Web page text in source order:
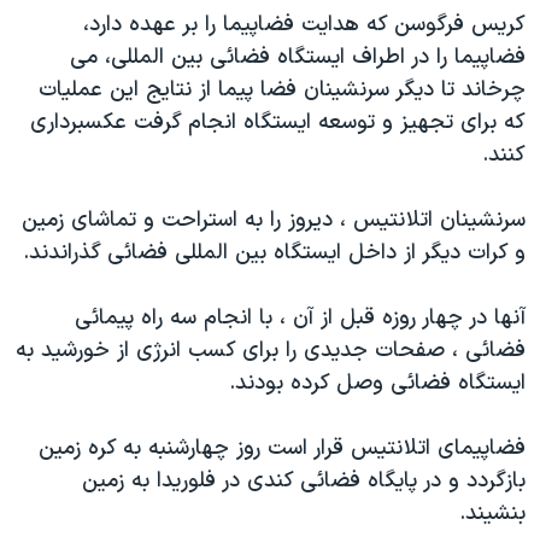
فرهنگ و زندگی
حقوق شهروندی
اقتصادی
علم و فناوری
گالری عکس
مستندها
انتخابات ریاست جمهوری آمریکا ۲۰۲۴
حمله جمهوری اسلامی به اسرائیل
رمز مهسا
اعتراضات زن، زندگی، آزادی
تریبونال مردمی آبان ۹۸
دادگاه حمید نوری
قانون شفافیت دارائی کادر رهبری ایران
دنبال کنید
کريس فرگوسن که هدايت فضاپيما را بر عهده دارد،
فضاپيما را در اطراف ايستگاه فضائی بين المللی، می
چرخاند تا ديگر سرنشينان فضا پيما از نتايج اين عمليات
که برای تجهيز و توسعه ايستگاه انجام گرفت عکسبرداری
کنند.
سرنشينان اتلانتيس ، ديروز را به استراحت و تماشای زمين
و کرات ديگر از داخل ايستگاه بين المللی فضائی گذراندند.
آنها در چهار روزه قبل از آن ، با انجام سه راه پيمائی
فضائی ، صفحات جديدی را برای کسب انرژی از خورشيد به
ايستگاه فضائی وصل کرده بودند.
فضاپيمای اتلانتيس قرار است روز چهارشنبه به کره زمين
بازگردد و در پايگاه فضائی کندی در فلوريدا به زمين
بنشيند.